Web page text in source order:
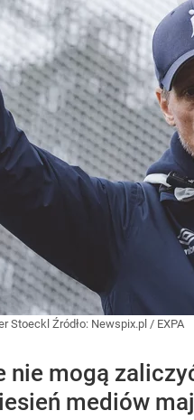
Stoeckl Źródło: Newspix.pl / EXPA
mogą
mediów